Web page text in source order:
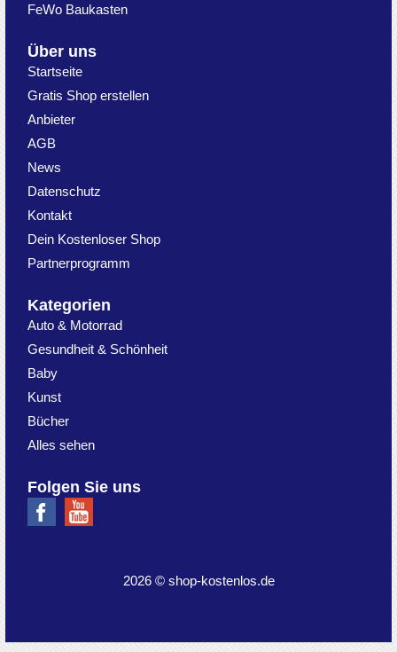
FeWo Baukasten
Über uns
Startseite
Gratis Shop erstellen
Anbieter
AGB
News
Datenschutz
Kontakt
Dein Kostenloser Shop
Partnerprogramm
Kategorien
Auto & Motorrad
Gesundheit & Schönheit
Baby
Kunst
Bücher
Alles sehen
Folgen Sie uns
2026 © shop-kostenlos.de